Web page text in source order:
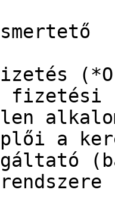
fizetési
a